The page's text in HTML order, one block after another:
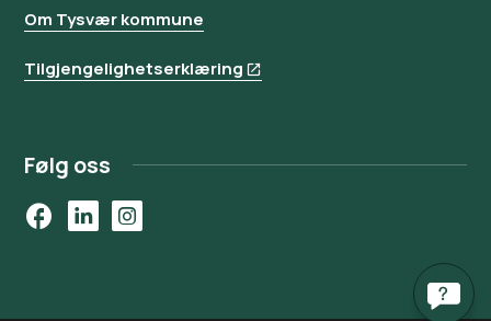
Om Tysvær kommune
Tilgjengelighetserklæring
Følg oss
FacebookLinkedInInstagram